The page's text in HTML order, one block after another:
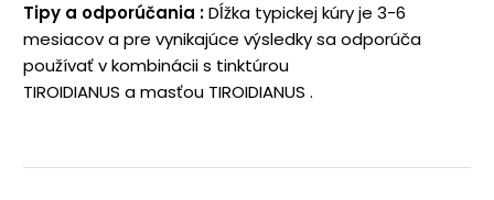
Tipy a odporúčania :Dĺžka typickej kúry je 3-6
mesiacov a pre vynikajúce výsledky sa odporúča
používať v kombinácii s tinktúrou
TIROIDIANUS a masťou TIROIDIANUS .